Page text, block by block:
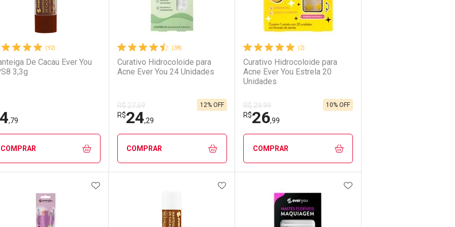
(92)
De Cacau Ever You
3,3g
4,79
COMPRAR
FECHAR
FECHAR
Menos
(38)
Curativo Hidrocoloide para
Acne Ever You 24 Unidades
R$ 27,59
R$24,29
12% OFF
COMPRAR
FECHAR
Laboratório
FECHAR
Por Menos
(2)
Curativo Hidrocoloide para
Acne Ever You Estrela 20
Unidades
R$ 29,99
R$26,99
10% OFF
COMPRAR
FECHAR
Laboratório
FECHAR
Por Menos
ADICIONAR AOS FAVORITOS ADICIONAR AOS FAVORITOS ADICIONAR AOS